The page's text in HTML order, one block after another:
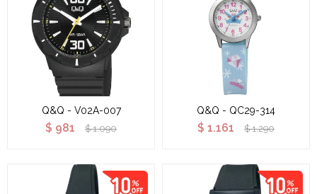
Q&Q - V02A-007
$ 981 $ 1.090
Q&Q - QC29-314
$ 1.161 $ 1.290